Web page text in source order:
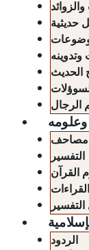
حديثية
وتدوينه
الرجال
وعلومه
مصاحف
التفسير
القرآن
الردود